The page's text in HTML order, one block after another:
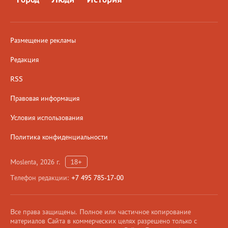
Размещение рекламы
Редакция
RSS
Правовая информация
Условия использования
Политика конфиденциальности
Moslenta, 2026 г.
18+
Телефон редакции: +7 495 785-17-00
Все права защищены. Полное или частичное копирование
материалов Сайта в коммерческих целях разрешено только с